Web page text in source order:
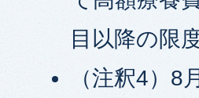
目以降の限
（注釈4）